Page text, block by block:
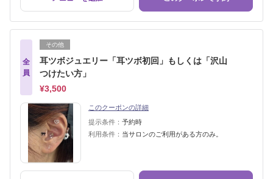
全
員
その他
耳ツボジュエリー「耳ツボ初回」もしくは「沢山
つけたい方」
¥3,500
このクーポンの詳細
提示条件： 予約時
利用条件： 当サロンのご利用がある方のみ。